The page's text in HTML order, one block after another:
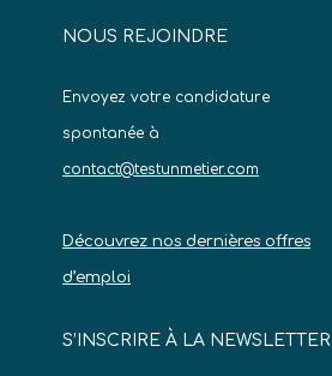
NOUS REJOINDRE
Envoyez votre candidature
spontanée à
contact@testunmetier.com
Découvrez nos dernières offres
d’emploi
S’INSCRIRE À LA NEWSLETTER